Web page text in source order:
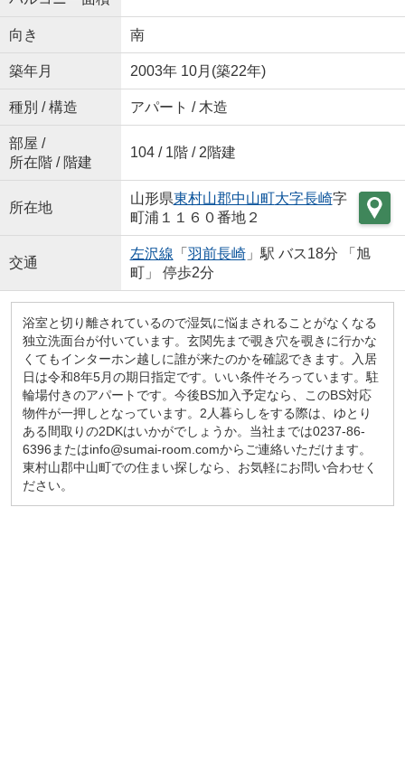
向き 南
築年月 2003年 10月(築22年)
種別 / 構造 アパート / 木造
部屋 /
所在階 / 階建
104 / 1階 / 2階建
所在地
山形県東村山郡中山町大字長崎字
町浦１１６０番地２
交通
左沢線 「 羽前長崎」駅 バス18分 「旭
町」 停歩2分
浴室と切り離されているので湿気に悩まされることがなくなる
独立洗面台が付いています。玄関先まで覗き穴を覗きに行かな
くてもインターホン越しに誰が来たのかを確認できます。入居
日は令和8年5月の期日指定です。いい条件そろっています。駐
輪場付きのアパートです。今後BS加入予定なら、このBS対応
物件が一押しとなっています。2人暮らしをする際は、ゆとり
ある間取りの2DKはいかがでしょうか。当社までは0237-86-
6396またはinfo@sumai-room.comからご連絡いただけます。
東村山郡中山町での住まい探しなら、お気軽にお問い合わせく
ださい。